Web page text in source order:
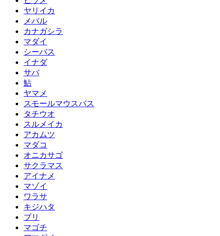
ヤリイカ
メバル
カナガシラ
マダイ
シーバス
イナダ
サバ
鮎
ヤマメ
スモールマウスバス
タチウオ
スルメイカ
アカムツ
マダコ
オニカサゴ
サクラマス
アイナメ
マゾイ
ワラサ
キジハタ
ブリ
マゴチ